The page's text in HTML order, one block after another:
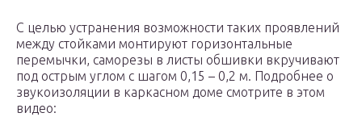
С целью устранения возможности таких проявлений
между стойками монтируют горизонтальные
перемычки, саморезы в листы обшивки вкручивают
под острым углом с шагом 0,15 – 0,2 м. Подробнее о
звукоизоляции в каркасном доме смотрите в этом
видео: